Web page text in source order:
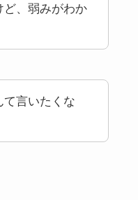
ど、弱みがわか
て言いたくな